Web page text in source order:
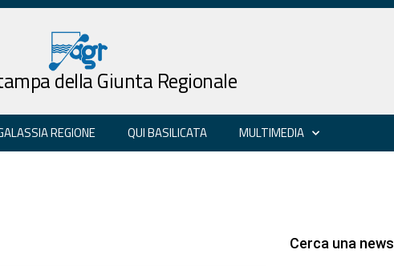
della Giunta Regionale
REGIONE QUI BASILICATA MULTIMEDIA
Cerca una news